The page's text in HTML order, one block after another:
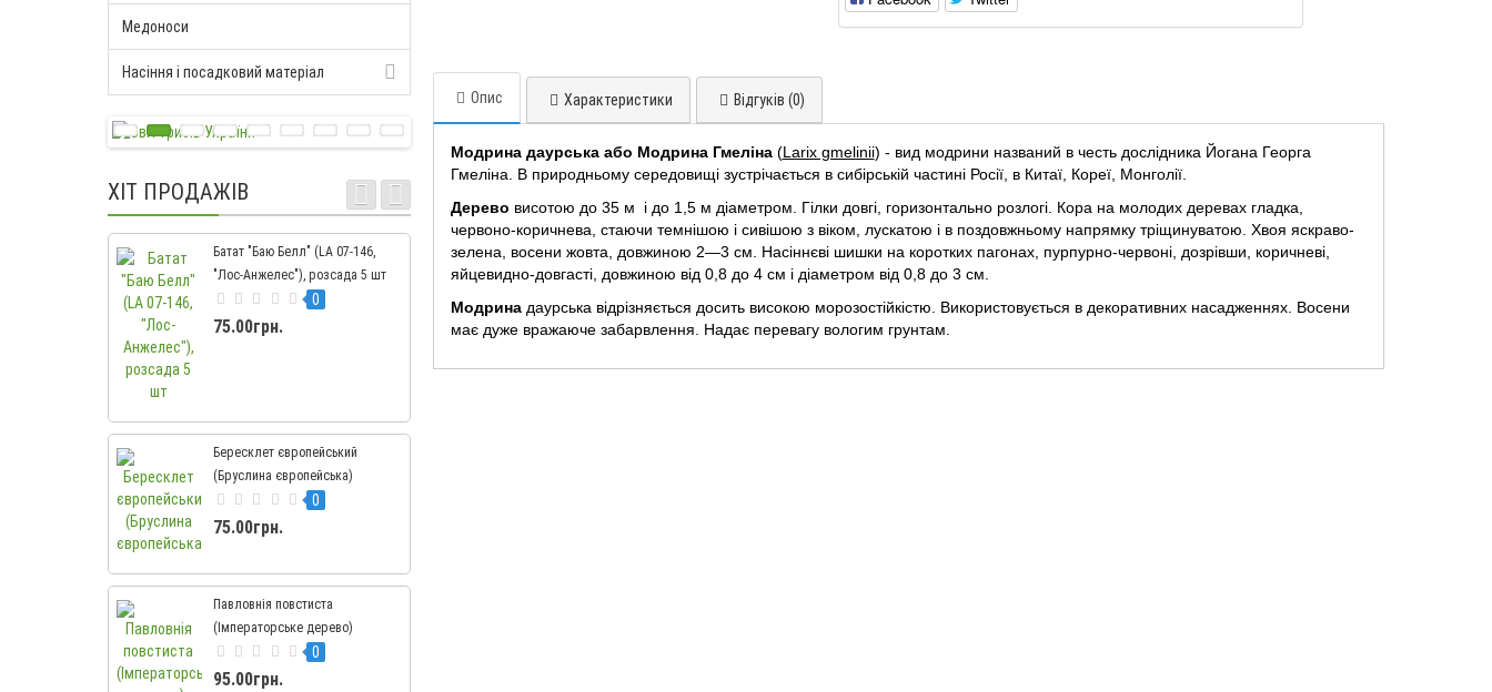
Медоноси
Насіння і посадковий матеріал
ХІТ ПРОДАЖІВ
Батат "Баю Белл" (LA 07-146,
"Лос-Анжелес"), розсада 5 шт
0
75.00грн.
Бересклет європейський
(Бруслина європейська)
0
75.00грн.
Павловнія повстиста
(Імператорське дерево)
0
95.00грн.
Дуб червоний (Дуб північний)
85.00грн.
Бузина чорна
65.00грн.
Горіх грецький "Ідеал"
Опис Характеристики Відгуків (0)
Модрина даурська або Модрина Гмеліна(Larix gmelinii) - вид модрини названий в честь дослідника Йогана Георга
Гмеліна. В природньому середовищі зустрічається в сибірській частині Росії, в Китаї, Кореї, Монголії.
Дерево висотою до 35 м і до 1,5 м діаметром. Гілки довгі, горизонтально розлогі. Кора на молодих деревах гладка,
червоно-коричнева, стаючи темнішою і сивішою з віком, лускатою і в поздовжньому напрямку тріщинуватою. Хвоя яскраво-
зелена, восени жовта, довжиною 2—3 см. Насіннєві шишки на коротких пагонах, пурпурно-червоні, дозрівши, коричневі,
яйцевидно-довгасті, довжиною від 0,8 до 4 см і діаметром від 0,8 до 3 см.
Модринадаурська відрізняється досить високою морозостійкістю. Використовується в декоративних насадженнях. Восени
має дуже вражаюче забарвлення. Надає перевагу вологим грунтам.